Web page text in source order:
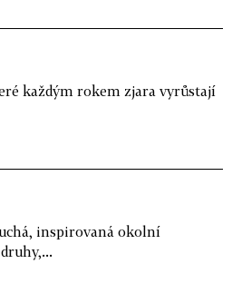
každým rokem zjara vyrůstají
inspirovaná okolní